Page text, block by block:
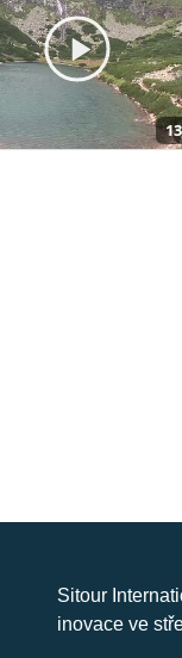
Sitour
inovace ve